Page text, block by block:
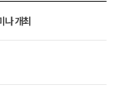
나 개최